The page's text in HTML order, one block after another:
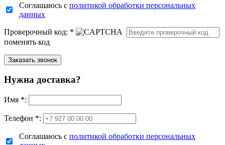
Соглашаюсь с политикой обработки персональных
данных
Проверочный код: *
поменять код
Нужна доставка?
Имя *:
Телефон *:
Соглашаюсь с политикой обработки персональных